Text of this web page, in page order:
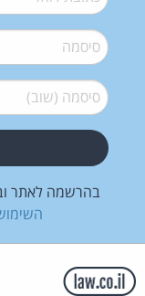
סיסמה*
סיסמה (שוב)*
בהרשמה לאתר